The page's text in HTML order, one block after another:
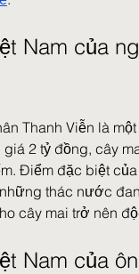
Nam của
Thanh Viễn là
2 tỷ đồng, cây
Điểm đặc biệt
thác nước
cây mai trở nên
Nam của